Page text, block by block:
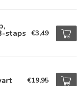
staps €3,49
€19,95